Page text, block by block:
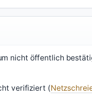
nicht öffentlich
verifiziert (